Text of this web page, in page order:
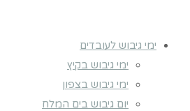
ימי גיבוש לעובדים
ימי גיבוש בקיץ
ימי גיבוש בצפון
יום גיבוש בים המלח